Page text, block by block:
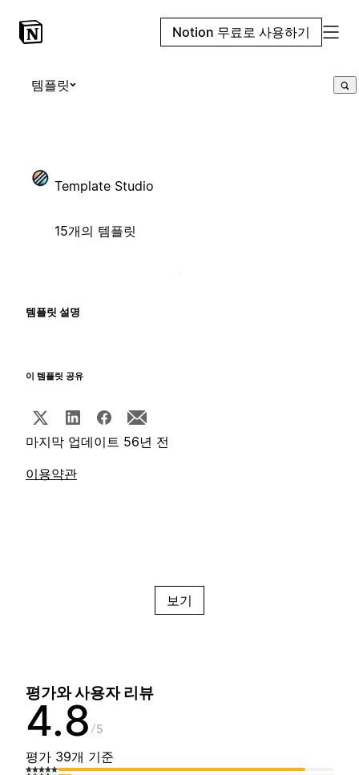
Notion 무료로 사용하기
템플릿
Template Studio
15개의 템플릿
템플릿 설명
이 템플릿 공유
마지막 업데이트 56년 전
이용약관
보기
평가와 사용자 리뷰
4.8 5
평가 39개 기준